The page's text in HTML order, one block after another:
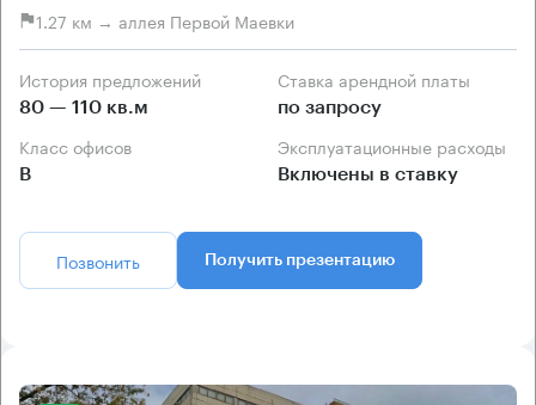
1.27 км → аллея Первой Маевки
История предложений
80 — 110 кв.м
Ставка арендной платы
по запросу
Класс офисов
B
Эксплуатационные расходы
Включены в ставку
Позвонить Получить презентацию